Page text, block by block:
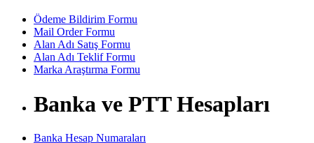
Ödeme Bildirim Formu
Mail Order Formu
Alan Adı Satış Formu
Alan Adı Teklif Formu
Marka Araştırma Formu
Banka ve PTT Hesapları
Banka Hesap Numaraları